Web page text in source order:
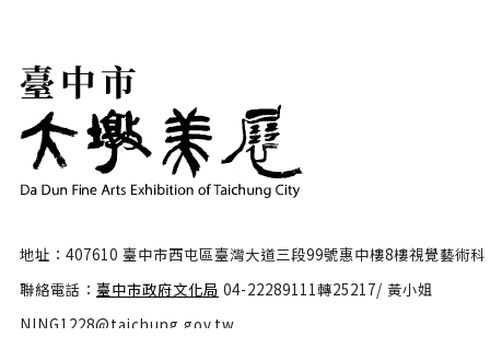
地址：407610 臺中市西屯區臺灣大道三段99號惠中樓8樓視覺藝術科
聯絡電話： 臺中市政府文化局 04-22289111轉25217/ 黃小姐
NING1228@taichung.gov.tw